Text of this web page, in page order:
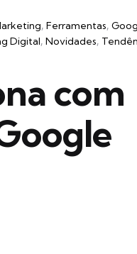
Ferramentas
Digital Novidades
com